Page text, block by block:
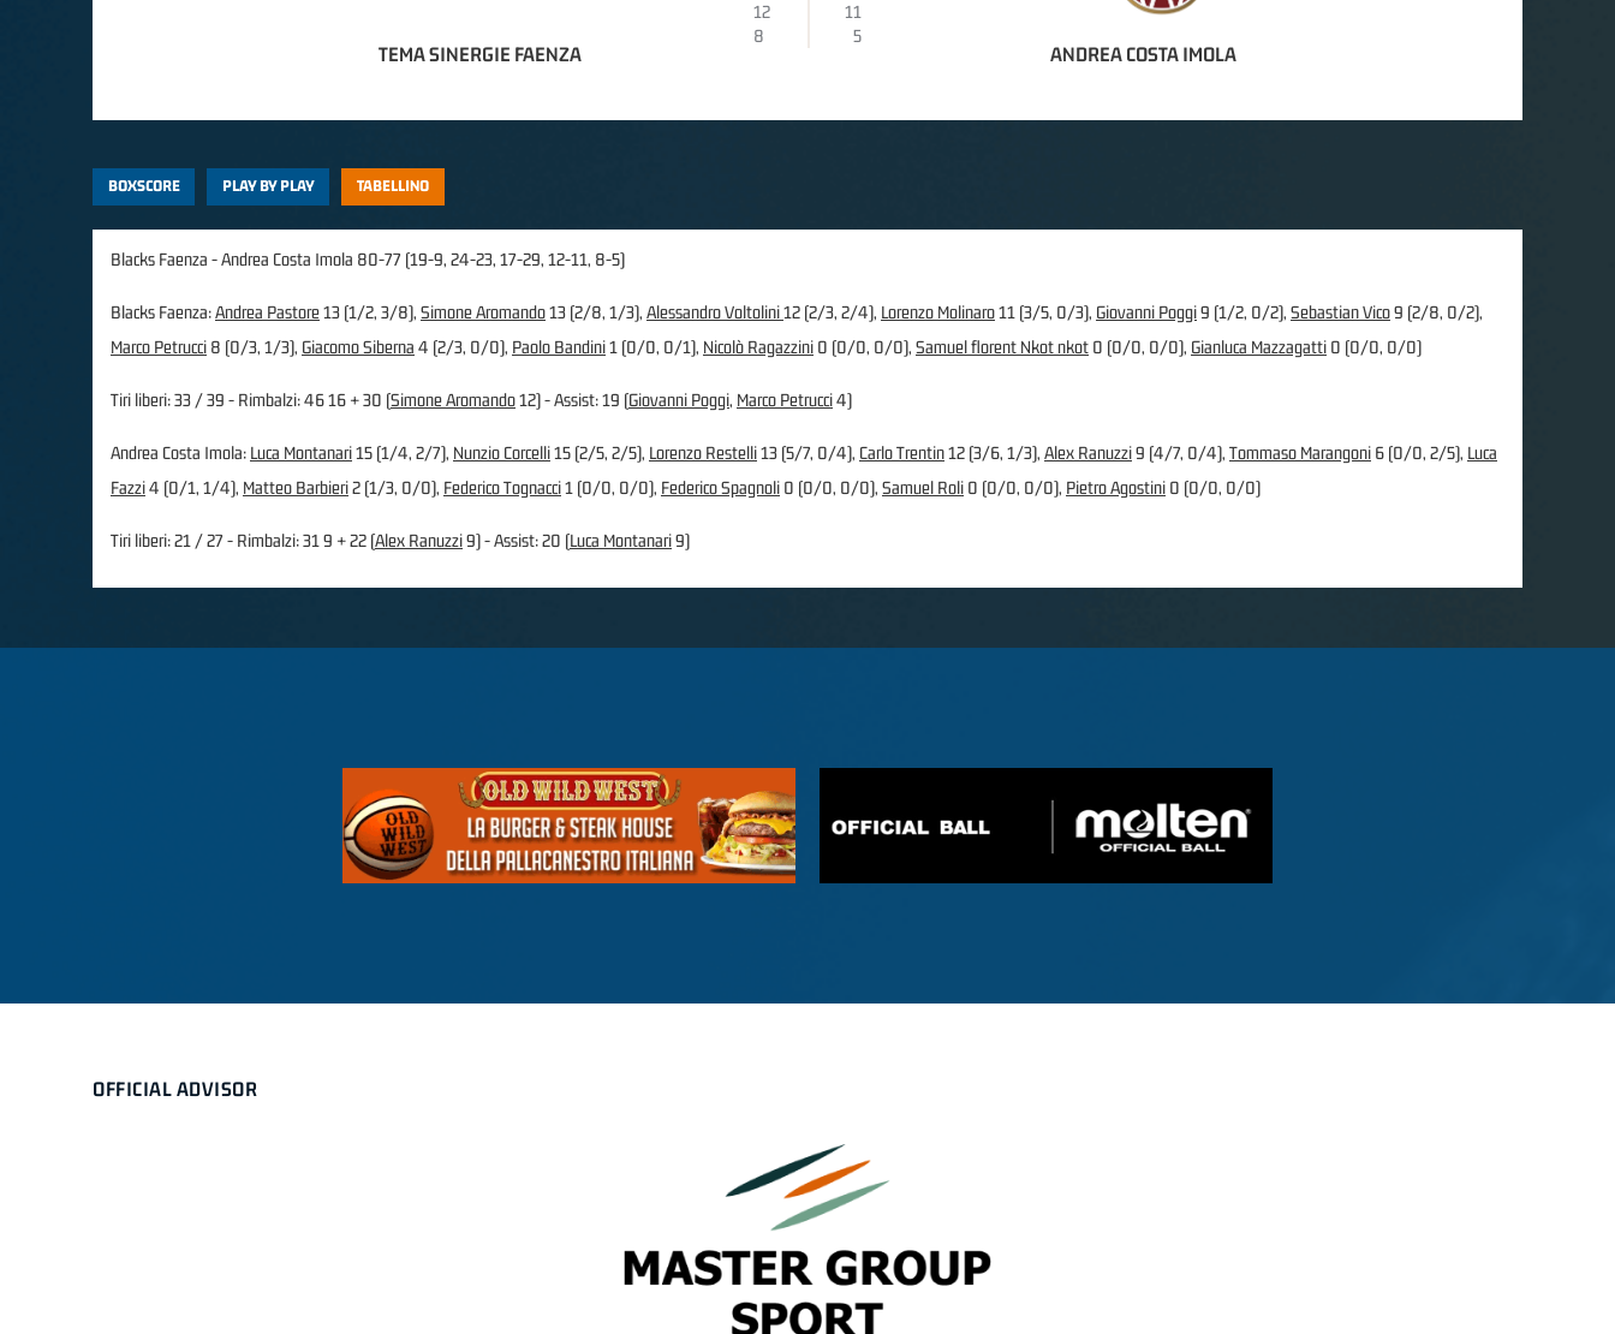
TEMA SINERGIE FAENZA
12
11
8
5
ANDREA COSTA IMOLA
BOXSCORE PLAY BY PLAY TABELLINO
Blacks Faenza - Andrea Costa Imola 80-77 (19-9, 24-23, 17-29, 12-11, 8-5)
Blacks Faenza:Andrea Pastore13 (1/2, 3/8), Simone Aromando13 (2/8, 1/3), Alessandro Voltolini12 (2/3, 2/4), Lorenzo Molinaro11 (3/5, 0/3), Giovanni Poggi9 (1/2, 0/2), Sebastian Vico9 (2/8, 0/2),
Marco Petrucci 8 (0/3, 1/3), Giacomo Siberna 4 (2/3, 0/0), Paolo Bandini1 (0/0, 0/1), Nicolò Ragazzini 0 (0/0, 0/0), Samuel florent Nkot nkot 0 (0/0, 0/0), Gianluca Mazzagatti 0 (0/0, 0/0)
Tiri liberi: 33 / 39 - Rimbalzi: 46 16 + 30 (Simone Aromando12) - Assist: 19 (Giovanni Poggi, Marco Petrucci4)
Andrea Costa Imola: Luca Montanari15 (1/4, 2/7), Nunzio Corcelli15 (2/5, 2/5), Lorenzo Restelli13 (5/7, 0/4), Carlo Trentin12 (3/6, 1/3), Alex Ranuzzi9 (4/7, 0/4), Tommaso Marangoni 6 (0/0, 2/5), Luca
Fazzi4 (0/1, 1/4), Matteo Barbieri2 (1/3, 0/0), Federico Tognacci1 (0/0, 0/0), Federico Spagnoli 0 (0/0, 0/0), Samuel Roli 0 (0/0, 0/0), Pietro Agostini 0 (0/0, 0/0)
Tiri liberi: 21 / 27 - Rimbalzi: 31 9 + 22 (Alex Ranuzzi9) - Assist: 20 (Luca Montanari9)
OFFICIAL ADVISOR